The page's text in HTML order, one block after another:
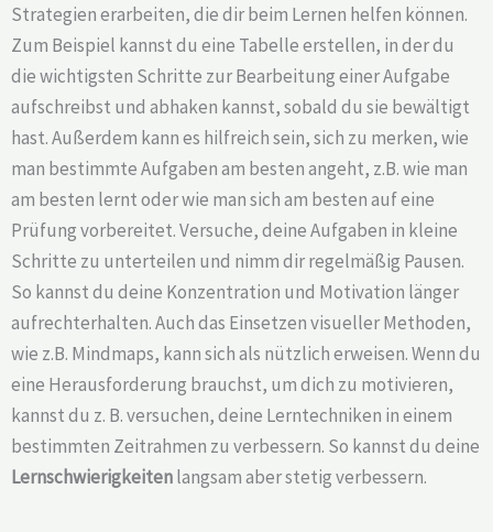
Strategien erarbeiten, die dir beim Lernen helfen können.
Zum Beispiel kannst du eine Tabelle erstellen, in der du
die wichtigsten Schritte zur Bearbeitung einer Aufgabe
aufschreibst und abhaken kannst, sobald du sie bewältigt
hast. Außerdem kann es hilfreich sein, sich zu merken, wie
man bestimmte Aufgaben am besten angeht, z.B. wie man
am besten lernt oder wie man sich am besten auf eine
Prüfung vorbereitet. Versuche, deine Aufgaben in kleine
Schritte zu unterteilen und nimm dir regelmäßig Pausen.
So kannst du deine Konzentration und Motivation länger
aufrechterhalten. Auch das Einsetzen visueller Methoden,
wie z.B. Mindmaps, kann sich als nützlich erweisen. Wenn du
eine Herausforderung brauchst, um dich zu motivieren,
kannst du z. B. versuchen, deine Lerntechniken in einem
bestimmten Zeitrahmen zu verbessern. So kannst du deine
Lernschwierigkeitenlangsam aber stetig verbessern.